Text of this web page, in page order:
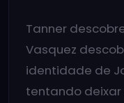
Tanner
Vasquez
identidade de
tentando deixar